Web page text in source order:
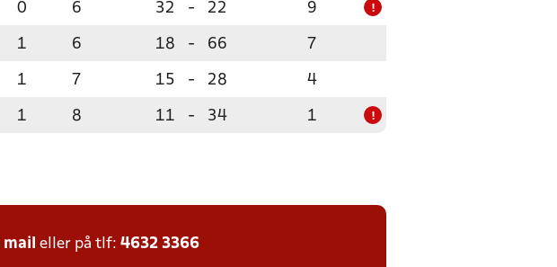
0 6 32 - 22 9 !
1 6 18 - 66 7
1 7 15 - 28 4
1 8 11 - 34 1 !
mail eller på tlf: 4632 3366